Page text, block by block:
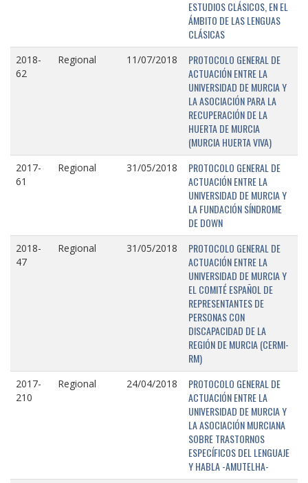
ESTUDIOS CLÁSICOS, EN EL
ÁMBITO DE LAS LENGUAS
CLÁSICAS
2018-
62
Regional 11/07/2018
PROTOCOLO GENERAL DE
ACTUACIÓN ENTRE LA
UNIVERSIDAD DE MURCIA Y
LA ASOCIACIÓN PARA LA
RECUPERACIÓN DE LA
HUERTA DE MURCIA
(MURCIA HUERTA VIVA)
2017-
61
Regional 31/05/2018
PROTOCOLO GENERAL DE
ACTUACIÓN ENTRE LA
UNIVERSIDAD DE MURCIA Y
LA FUNDACIÓN SÍNDROME
DE DOWN
2018-
47
Regional 31/05/2018
PROTOCOLO GENERAL DE
ACTUACIÓN ENTRE LA
UNIVERSIDAD DE MURCIA Y
EL COMITÉ ESPAÑOL DE
REPRESENTANTES DE
PERSONAS CON
DISCAPACIDAD DE LA
REGIÓN DE MURCIA (CERMI-
RM)
2017-
210
Regional 24/04/2018
PROTOCOLO GENERAL DE
ACTUACIÓN ENTRE LA
UNIVERSIDAD DE MURCIA Y
LA ASOCIACIÓN MURCIANA
SOBRE TRASTORNOS
ESPECÍFICOS DEL LENGUAJE
Y HABLA -AMUTELHA-